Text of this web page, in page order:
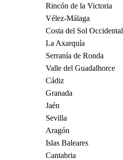
Rincón de la Victoria
Vélez-Málaga
Costa del Sol Occidental
La Axarquía
Serranía de Ronda
Valle del Guadalhorce
Cádiz
Granada
Jaén
Sevilla
Aragón
Islas Baleares
Cantabria